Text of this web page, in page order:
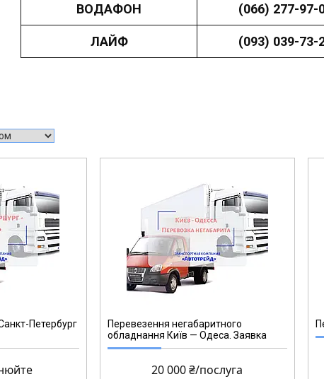
ВОДАФОН (066) 277-97-
ЛАЙФ (093) 039-73-
Петербург
Перевезення негабаритного
обладнання Київ — Одеса. Заявка
20 000 ₴/послуга